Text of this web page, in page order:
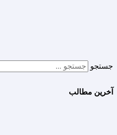
جستجو
آخرین مطالب